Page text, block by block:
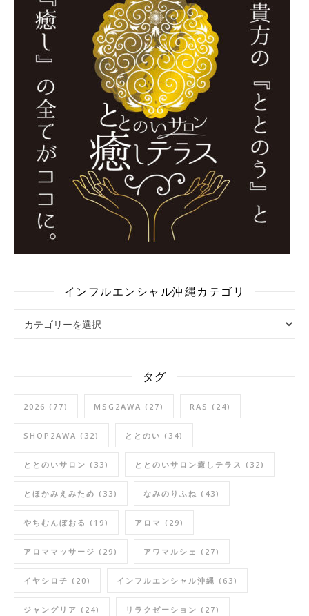
インフルエンシャル沖縄カテゴリ
タグ
2026 (77) MSG2AWA (27) RAS (24)
SHOP2AWA (32) ととのい (34)
ととのいサロン (33) ととのいサロン癒しテラス (32)
とほかみえみため (33) なみのりふね (43)
やちむんぼおる (19) アロマ (29)
アロママッサージ (29) アワマルシェ (27)
イヤシロチ (20) インフルエンシャル沖縄 (63)
ジャングリア (24) リラクゼーション (27)